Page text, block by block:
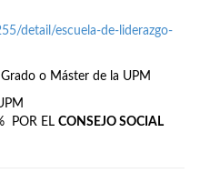
detail/escuela-de-liderazgo-
o Máster de la UPM
POR EL CONSEJO SOCIAL